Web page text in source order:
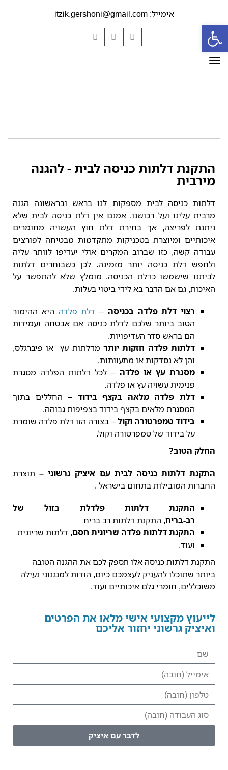
אימייל: itzik.gershoni@gmail.com
Facebook
Google+
תפריט
התקנת דלתות כניסה לבית - להגנה
מירבית
דלתות כניסה לבית מספקות לנו בראש ובראשונה הגנה
מרבית עלינו ועל רכושנו. אמנם אין דלת כניסה לבית שלא
ניתנת לפריצה, אך בחירת דלת חוץ העשויה מחומרים
איכותיים ומיוצרת בטכניקות מתקדמות מבטיחה לפורצים
עבודה קשה, כזו שברוב המקרים אולי יעדיפו לוותר עליה
ולחפש דלת כניסה יותר מזמינה. לכן כשבוחרים דלתות
לביתנו שישמשו כדלת הכניסה, מומלץ שלא להתפשר על
האיכות, גם אם הדבר בא לידי ביטוי בעלות.
רצוי דלת פלדה בכניסה – דלת פלדה היא ההימור
הטוב ביותר שלכם לדלת כניסה אם אבטחה ועמידות
הם בראש סדר העדיפויות.
דלתות פלדה חזקות יותר מדלתות עץ או פיברגלס,
והן לא נסדקות או מתעוותות.
מסגרת עץ או פלדה – לכל דלתות הפלדה מסגרת
פנימית עשויה עץ או פלדה.
דלת פלדה מלאה בקצף בידוד – החללים בתוך
המסגרת מלאים בקצף בידוד בצפיפות גבוהה.
בידוד טמפרטורה וקול– בצורה הזו דלת פלדה שומרת
על בידוד של טמפרטורה וקול.
החלק הטוב?
התקנת דלתות כניסה לביתעם איציק גרשוני –תוצרת
החברות המובילות בתחום בישראל .
התקנת דלתות פלדלת בזול של
רב-בריח, התקנת דלתות רב בריח
התקנת דלתות פלדה שריונית חסם, דלתות שריונית
ועוד.
התקנת דלתות כניסה אלו תספק לכם את ההגנה הטובה
ביותר שתוכלו להעניק לעצמכם כיום, הודות למנגנוני נעילה
משוכללים, חומרי גלם איכותיים ועוד.
לייעוץ מקצועי אישי מלאו את הפרטים
ואיציק גרשוני יחזור אליכם
לדבר עם איציק
פתח סרגל נגישות